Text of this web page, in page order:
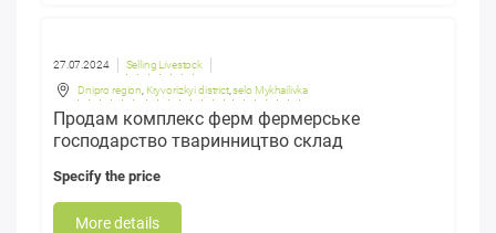
27.07.2024 Selling Livestock
Dnipro region Kryvorizkyi district,selo Mykhailivka
Продам комплекс ферм фермерське
господарство тваринництво склад
Specify the price
More details